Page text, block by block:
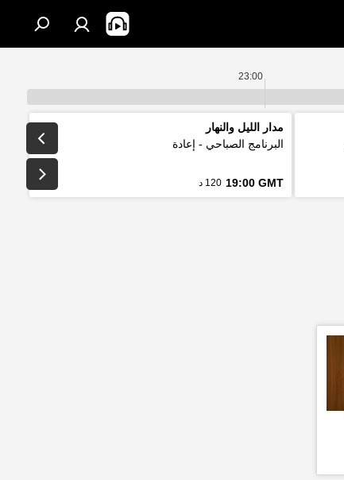
23:00
مدار الليل والنهار
البرنامج الصباحي - إعادة
19:00 GMT 120 د